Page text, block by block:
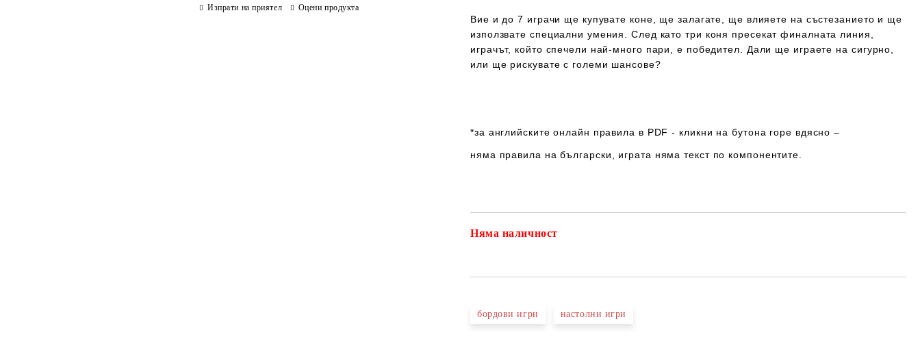
Вие и до 7 играчи ще купувате коне, ще залагате, ще влияете на състезанието и ще
използвате специални умения. След като три коня пресекат финалната линия,
играчът, който спечели най-много пари, е победител. Дали ще играете на сигурно,
или ще рискувате с големи шансове?
*за английските онлайн правила в PDF - кликни на бутона горе вдясно –
няма правила на български , играта няма текст по компонентите.
Няма наличност
бордови игри настолни игри
Изпрати на приятел Оцени продукта